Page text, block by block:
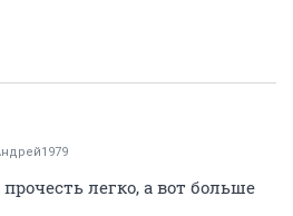
легко, а вот больше